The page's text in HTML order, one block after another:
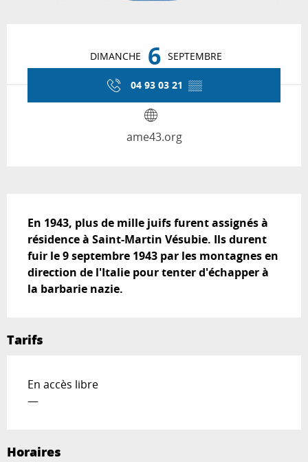
DIMANCHE 6 SEPTEMBRE
04 93 03 21 ▒▒
ame43.org
En 1943, plus de mille juifs furent assignés à
résidence à Saint-Martin Vésubie. Ils durent
fuir le 9 septembre 1943 par les montagnes en
direction de l'Italie pour tenter d'échapper à
la barbarie nazie.
Tarifs
En accès libre
—
Horaires